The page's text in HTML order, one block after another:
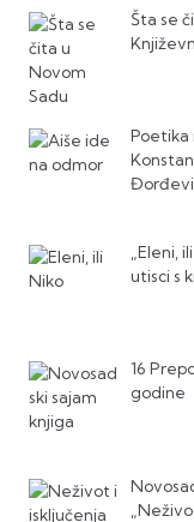
Šta se
Poetika
„Eleni,
utisci s
16
godine